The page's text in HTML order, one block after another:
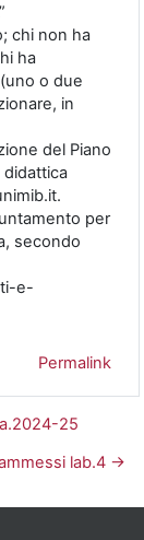
chi non ha
ha
o due
in
del Piano
didattica
per
secondo
e-
Permalink
25
lab.4 →